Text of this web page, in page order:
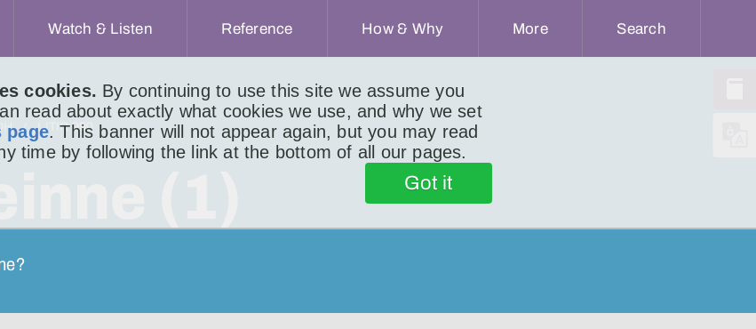
cookies. By continuing to use this site we assume you
read about exactly what cookies we use, and why we set
page. This banner will not appear again, but you may read
time by following the link at the bottom of all our pages.
Got it
Watch & Listen Reference How & Why More Search
LITIR 990